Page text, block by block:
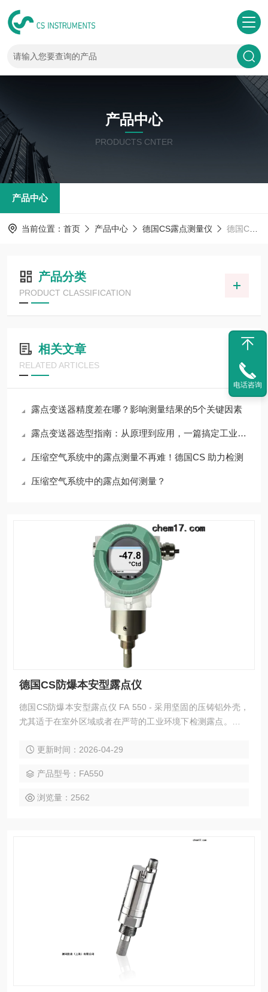
产品中心
PRODUCTS CNTER
产品中心
当前位置： 首页 产品中心 德国CS露点测量仪 德国CS露点传感器
产品分类
PRODUCT CLASSIFICATION
相关文章
RELATED ARTICLES
露点变送器精度差在哪？影响测量结果的5个关键因素
露点变送器选型指南：从原理到应用，一篇搞定工业湿度监测
压缩空气系统中的露点测量不再难！德国CS 助力检测
压缩空气系统中的露点如何测量？
德国CS防爆本安型露点仪
德国CS防爆本安型露点仪 FA 550 - 采用坚固的压铸铝外壳，
尤其适于在室外区域或者在严苛的工业环境下检测露点。可通
更新时间：2026-04-29
产品型号：FA550
浏览量：2562
电话咨询